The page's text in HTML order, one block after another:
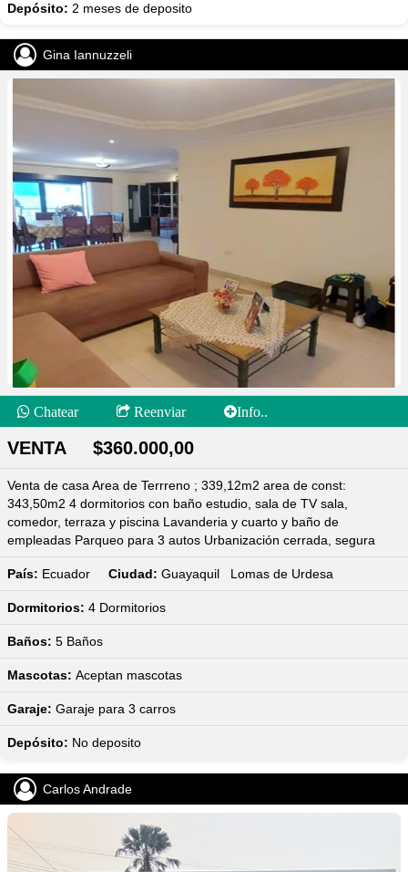
Depósito: 2 meses de deposito
Gina Iannuzzeli
Chatear Reenviar Info..
VENTA $360.000,00
Venta de casa Area de Terrreno ; 339,12m2 area de const:
343,50m2 4 dormitorios con baño estudio, sala de TV sala,
comedor, terraza y piscina Lavanderia y cuarto y baño de
empleadas Parqueo para 3 autos Urbanización cerrada, segura
País: Ecuador Ciudad: Guayaquil Lomas de Urdesa
Dormitorios: 4 Dormitorios
Baños: 5 Baños
Mascotas: Aceptan mascotas
Garaje: Garaje para 3 carros
Depósito: No deposito
Carlos Andrade